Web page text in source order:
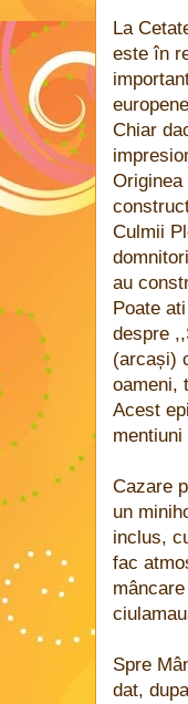
La
este în
Chiar
Culmii
au
Poate
despre
(arcași)
oameni,
Acest
Cazare
un
inclus,
fac
Spre
dat,